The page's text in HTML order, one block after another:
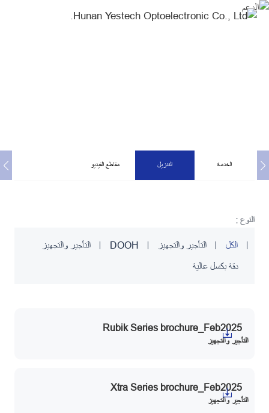
Download
الخدمة التنزيل مقاطع الفيديو
النوع :
الكل التأجير والتجهيز DOOH التأجير والتجهيز
دقة بكسل عالية
Rubik Series brochure_Feb2025
التأجير والتجهيز
Xtra Series brochure_Feb2025
التأجير والتجهيز